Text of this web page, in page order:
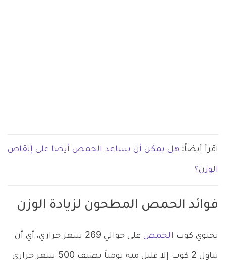
اقرأ أيضاً: هل يمكن أن يساعد الحمص أيضا على إنقاص
الوزن؟
فوائد الحمص المطحون لزيادة الوزن
يحتوي كوب الحمص على حوالي 269 سعر حراري، أي أن
تناول 2 كوب إلا قليل منه يومياً يضيف 500 سعر حراري